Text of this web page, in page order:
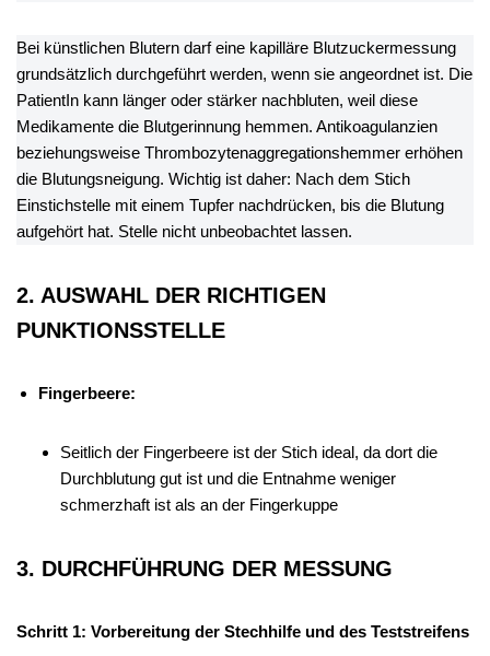
Bei künstlichen Blutern darf eine kapilläre Blutzuckermessung
grundsätzlich durchgeführt werden, wenn sie angeordnet ist. Die
PatientIn kann länger oder stärker nachbluten, weil diese
Medikamente die Blutgerinnung hemmen. Antikoagulanzien
beziehungsweise Thrombozytenaggregationshemmer erhöhen
die Blutungsneigung. Wichtig ist daher: Nach dem Stich
Einstichstelle mit einem Tupfer nachdrücken, bis die Blutung
aufgehört hat. Stelle nicht unbeobachtet lassen.
2. AUSWAHL DER RICHTIGEN
PUNKTIONSSTELLE
Fingerbeere:
Seitlich der Fingerbeere ist der Stich ideal, da dort die
Durchblutung gut ist und die Entnahme weniger
schmerzhaft ist als an der Fingerkuppe
3. DURCHFÜHRUNG DER MESSUNG
Schritt 1: Vorbereitung der Stechhilfe und des Teststreifens